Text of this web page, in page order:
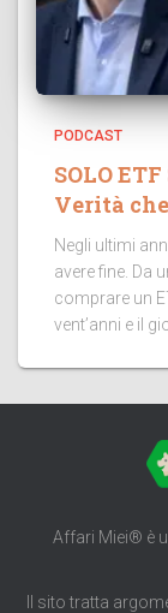
PODCAST
SOLO
Verità
Negli ultimi
avere fine. Da
comprare un
vent’anni e il
Affari Miei® è
Il sito tratta